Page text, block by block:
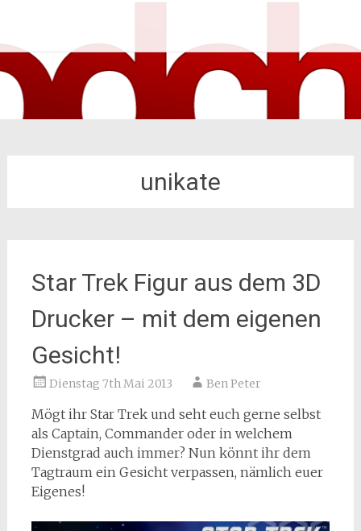
springen
unikate
Star Trek Figur aus dem 3D
Drucker – mit dem eigenen
Gesicht!
Dienstag 7th Mai 2013 Ben Peter
Mögt ihr Star Trek und seht euch gerne selbst
als Captain, Commander oder in welchem
Dienstgrad auch immer? Nun könnt ihr dem
Tagtraum ein Gesicht verpassen, nämlich euer
Eigenes!